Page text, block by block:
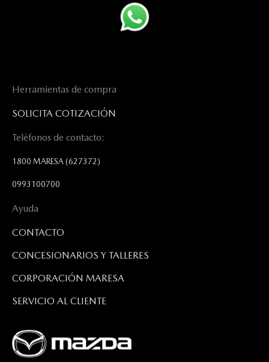
Herramientas de compra
SOLICITA COTIZACIÓN
Teléfonos de contacto:
1800 MARESA(627372)
0993100700
Ayuda
CONTACTO
CONCESIONARIOS Y TALLERES
CORPORACIÓN MARESA
SERVICIO AL CLIENTE